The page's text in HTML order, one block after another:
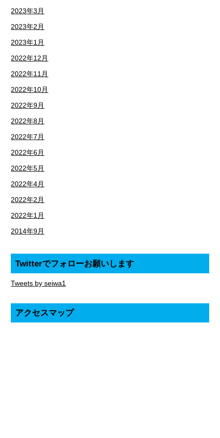
2023年3月
2023年2月
2023年1月
2022年12月
2022年11月
2022年10月
2022年9月
2022年8月
2022年7月
2022年6月
2022年5月
2022年4月
2022年2月
2022年1月
2014年9月
Twitterでフォローお願いします
Tweets by seiwa1
アクセスマップ